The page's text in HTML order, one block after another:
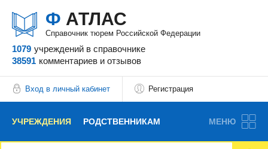
Ф АТЛАС
Справочник тюрем Российской Федерации
1079 учреждений в справочнике
38591 комментариев и отзывов
Вход в личный кабинет Регистрация
УЧРЕЖДЕНИЯ РОДСТВЕННИКАМ МЕНЮ